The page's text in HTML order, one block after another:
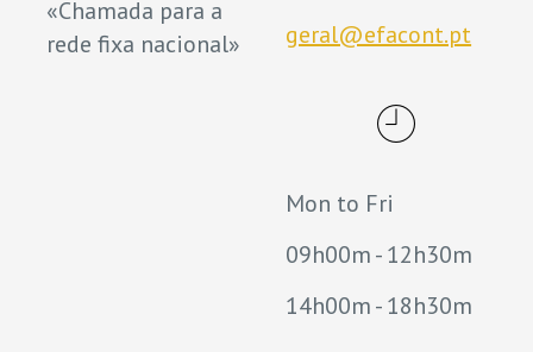
«Chamada para a
rede fixa nacional»
geral@efacont.pt
Mon to Fri
09h00m - 12h30m
14h00m - 18h30m